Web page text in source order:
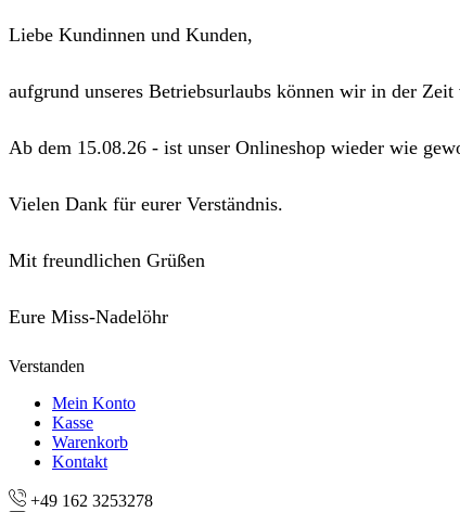
Liebe Kundinnen und Kunden,
aufgrund unseres Betriebsurlaubs können wir in der
Ab dem 15.08.26 - ist unser Onlineshop wieder wie
Vielen Dank für eurer Verständnis.
Mit freundlichen Grüßen
Eure Miss-Nadelöhr
Verstanden
Mein Konto
Kasse
Warenkorb
Kontakt
+49 162 3253278